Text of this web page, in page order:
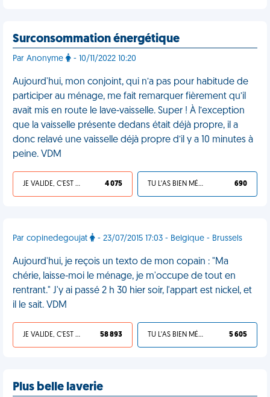
Surconsommation énergétique
Par Anonyme - 10/11/2022 10:20
Aujourd'hui, mon conjoint, qui n’a pas pour habitude de
participer au ménage, me fait remarquer fièrement qu’il
avait mis en route le lave-vaisselle. Super ! À l’exception
que la vaisselle présente dedans était déjà propre, il a
donc relavé une vaisselle déjà propre d’il y a 10 minutes à
peine. VDM
JE VALIDE, C'EST UNE VDM 4 075 TU L'AS BIEN MÉRITÉ 690
Par copinedegoujat - 23/07/2015 17:03 - Belgique - Brussels
Aujourd'hui, je reçois un texto de mon copain : "Ma
chérie, laisse-moi le ménage, je m'occupe de tout en
rentrant." J'y ai passé 2 h 30 hier soir, l'appart est nickel, et
il le sait. VDM
JE VALIDE, C'EST UNE VDM 58 893 TU L'AS BIEN MÉRITÉ 5 605
Plus belle laverie